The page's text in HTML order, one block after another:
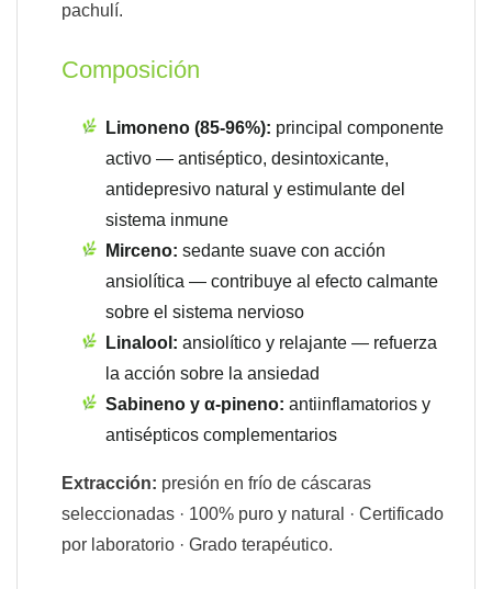
pachulí.
Composición
Limoneno (85-96%): principal componente
activo — antiséptico, desintoxicante,
antidepresivo natural y estimulante del
sistema inmune
Mirceno: sedante suave con acción
ansiolítica — contribuye al efecto calmante
sobre el sistema nervioso
Linalool: ansiolítico y relajante — refuerza
la acción sobre la ansiedad
Sabineno y α-pineno: antiinflamatorios y
antisépticos complementarios
Extracción: presión en frío de cáscaras
seleccionadas · 100% puro y natural · Certificado
por laboratorio · Grado terapéutico.